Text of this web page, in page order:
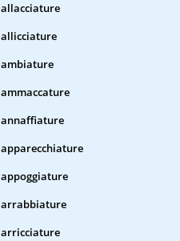
allacciature
allicciature
ambiature
ammaccature
annaffiature
apparecchiature
appoggiature
arrabbiature
arricciature